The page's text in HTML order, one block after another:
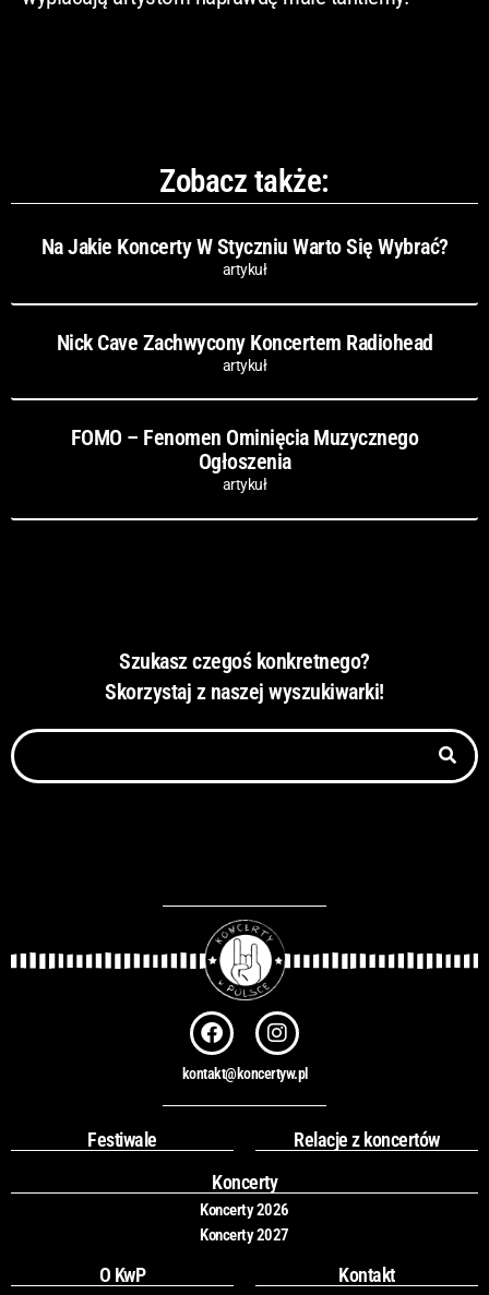
Zobacz także:
Na Jakie Koncerty W Styczniu Warto Się Wybrać?
artykuł
Nick Cave Zachwycony Koncertem Radiohead
artykuł
FOMO – Fenomen Ominięcia Muzycznego
Ogłoszenia
artykuł
Szukasz czegoś konkretnego?
Skorzystaj z naszej wyszukiwarki!
Szukaj
F
a
c
e
b
o
k
I
n
s
t
a
r
a
m
kontakt@koncertyw.pl
Festiwale
Relacje z koncertów
Koncerty
Koncerty 2026
Koncerty 2027
O KwP
Kontakt